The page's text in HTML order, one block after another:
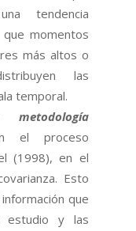
tendencia
momentos
más altos o
las
temporal.
el proceso
(1998), en el
Esto
que
estudio y las